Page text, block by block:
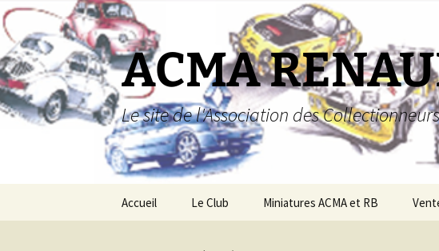
Aller
au
contenu
ACMA
Le site de l'Association des
Accueil Le Club Miniatures ACMA et RB